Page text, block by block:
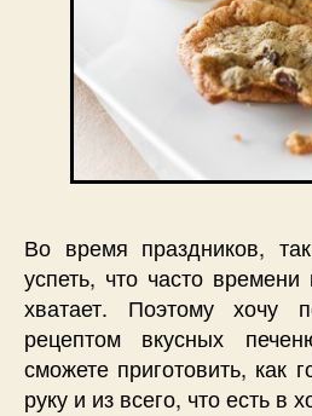
Во время праздников,
успеть, что часто времени
хватает. Поэтому хочу
рецептом вкусных
сможете приготовить, как
руку и из всего, что есть в